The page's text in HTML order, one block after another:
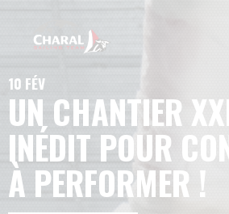
10 FÉV
UN CHANTIER
INÉDIT POUR
À PERFORMER !